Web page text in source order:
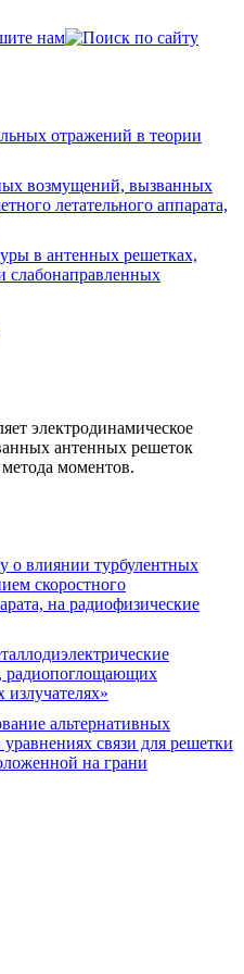
отражений в теории
возмущений, вызванных
летательного аппарата,
в антенных решетках,
электродинамическое
антенных решеток
моментов.
о влиянии турбулентных
скоростного
на радиофизические
радиопоглощающих
альтернативных
связи для решетки
на грани